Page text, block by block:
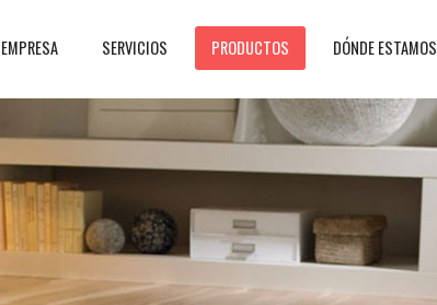
EMPRESA SERVICIOS PRODUCTOS DÓNDE ESTAMOS